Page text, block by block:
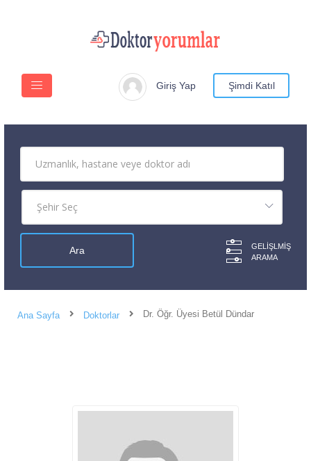
Giriş Yap Şimdi Katıl
GELIŞLMIŞ
ARAMA
Ana Sayfa Doktorlar Dr. Öğr. Üyesi Betül Dündar